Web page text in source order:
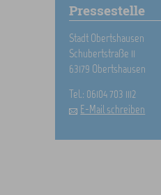
Pressestelle
Stadt Obertshausen
Schubertstraße 11
63179 Obertshausen
Tel.: 06104 703 1112
E-Mail schreiben